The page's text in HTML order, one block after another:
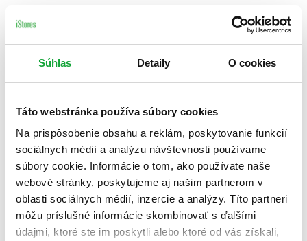
Súhlas Detaily O cookies
Táto webstránka používa súbory cookies
Na prispôsobenie obsahu a reklám, poskytovanie funkcií
sociálnych médií a analýzu návštevnosti používame
súbory cookie. Informácie o tom, ako používate naše
webové stránky, poskytujeme aj našim partnerom v
oblasti sociálnych médií, inzercie a analýzy. Títo partneri
môžu príslušné informácie skombinovať s ďalšími
údajmi, ktoré ste im poskytli alebo ktoré od vás získali,